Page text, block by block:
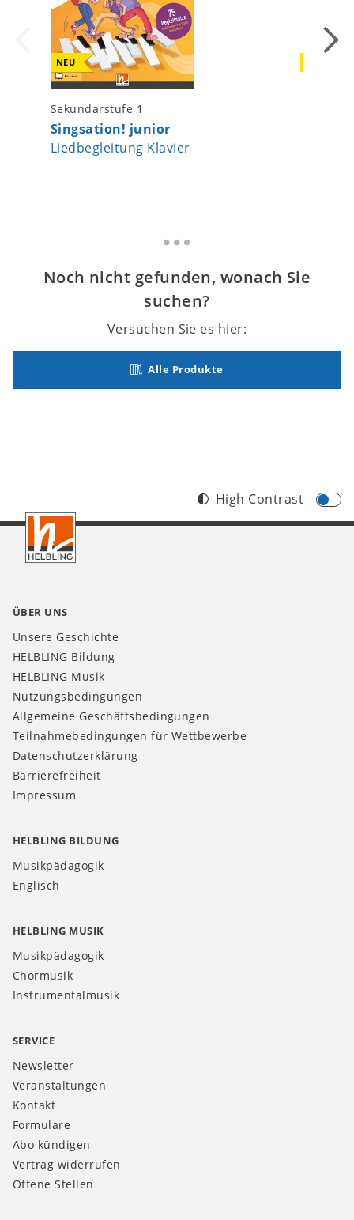
NEU
Sekundarstufe 1
Singsation! junior
Liedbegleitung Klavier
Noch nicht gefunden, wonach Sie
suchen?
Versuchen Sie es hier:
Alle Produkte
Footer
CH
High Contrast
ÜBER UNS
Unsere Geschichte
HELBLING Bildung
HELBLING Musik
Nutzungsbedingungen
Allgemeine Geschäftsbedingungen
Teilnahmebedingungen für Wettbewerbe
Datenschutzerklärung
Barrierefreiheit
Impressum
HELBLING BILDUNG
Musikpädagogik
Englisch
HELBLING MUSIK
Musikpädagogik
Chormusik
Instrumentalmusik
SERVICE
Newsletter
Veranstaltungen
Kontakt
Formulare
Abo kündigen
Vertrag widerrufen
Offene Stellen